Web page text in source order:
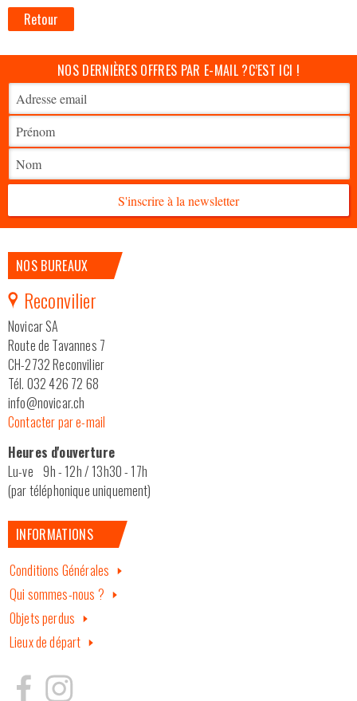
Retour
NOS DERNIÈRES OFFRES PAR E-MAIL ?C’EST ICI !
S'inscrire à la newsletter
NOS BUREAUX
Reconvilier
Novicar SA
Route de Tavannes 7
CH-2732 Reconvilier
Tél. 032 426 72 68
info@novicar.ch
Contacter par e-mail
Heures d'ouverture
Lu-ve 9h - 12h / 13h30 - 17h
(par téléphonique uniquement)
INFORMATIONS
Conditions Générales
Qui sommes-nous ?
Objets perdus
Lieux de départ